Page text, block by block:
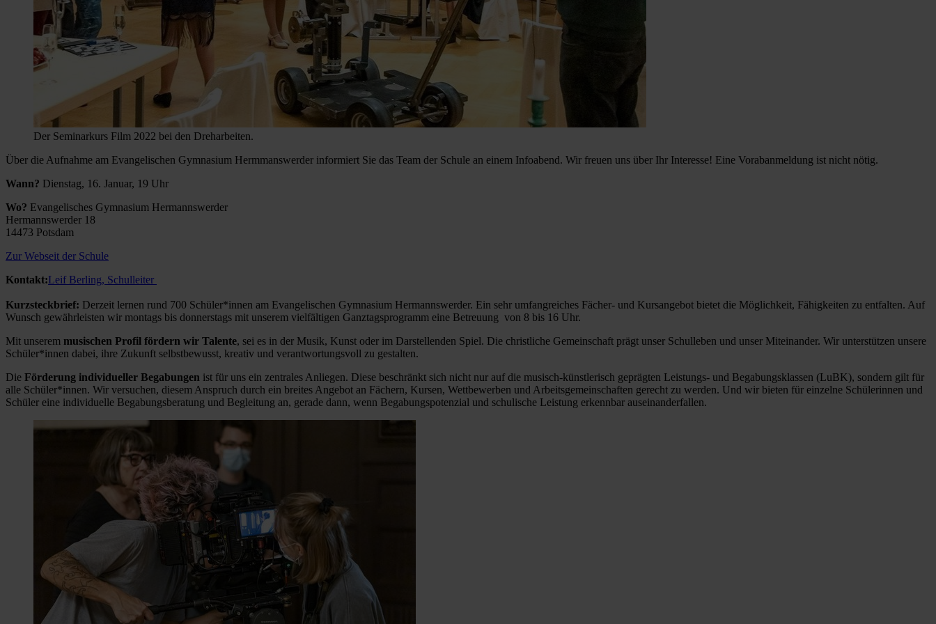
Der Seminarkurs Film 2022 bei den Dreharbeiten.
Über die Aufnahme am Evangelischen Gymnasium Hermmanswerder informiert Sie das Team der Schule an einem Infoabend. Wir freuen uns über Ihr Interesse! Eine Vorabanmeldung ist nicht nötig.
Wann? Dienstag, 16. Januar, 19 Uhr
Wo? Evangelisches Gymnasium Hermannswerder
Hermannswerder 18
14473 Potsdam
Zur Webseit der Schule
Kontakt:Leif Berling, Schulleiter
Kurzsteckbrief: Derzeit lernen rund 700 Schüler*innen am Evangelischen Gymnasium Hermannswerder. Ein sehr umfangreiches Fächer- und Kursangebot bietet die Möglichkeit, Fähigkeiten zu entfalten. Auf
Wunsch gewährleisten wir montags bis donnerstags mit unserem vielfältigen Ganztagsprogramm eine Betreuung von 8 bis 16 Uhr.
Mit unserem musischen Profil fördern wir Talente, sei es in der Musik, Kunst oder im Darstellenden Spiel. Die christliche Gemeinschaft prägt unser Schulleben und unser Miteinander. Wir unterstützen unsere
Schüler*innen dabei, ihre Zukunft selbstbewusst, kreativ und verantwortungsvoll zu gestalten.
Die Förderung individueller Begabungen ist für uns ein zentrales Anliegen. Diese beschränkt sich nicht nur auf die musisch-künstlerisch geprägten Leistungs- und Begabungsklassen (LuBK), sondern gilt für
alle Schüler*innen. Wir versuchen, diesem Anspruch durch ein breites Angebot an Fächern, Kursen, Wettbewerben und Arbeitsgemeinschaften gerecht zu werden. Und wir bieten für einzelne Schülerinnen und
Schüler eine individuelle Begabungsberatung und Begleitung an, gerade dann, wenn Begabungspotenzial und schulische Leistung erkennbar auseinanderfallen.